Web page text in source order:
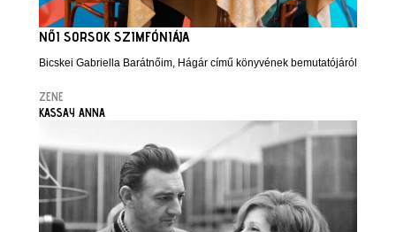
NŐI SORSOK SZIMFÓNIÁJA
Bicskei Gabriella Barátnőim, Hágár című könyvének bemutatójáról
ZENE
KASSAY ANNA